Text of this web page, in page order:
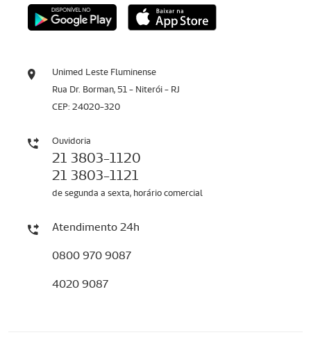
Unimed Leste Fluminense
Rua Dr. Borman, 51 - Niterói - RJ
CEP: 24020-320
Ouvidoria
21 3803-1120
21 3803-1121
de segunda a sexta, horário comercial
Atendimento 24h
0800 970 9087
4020 9087